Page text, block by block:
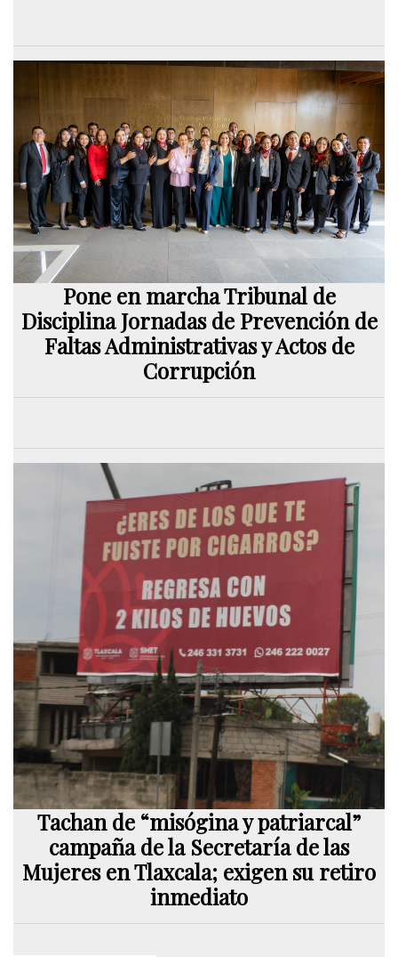
Pone en marcha Tribunal de
Disciplina Jornadas de Prevención de
Faltas Administrativas y Actos de
Corrupción
Tachan de “misógina y patriarcal”
campaña de la Secretaría de las
Mujeres en Tlaxcala; exigen su retiro
inmediato